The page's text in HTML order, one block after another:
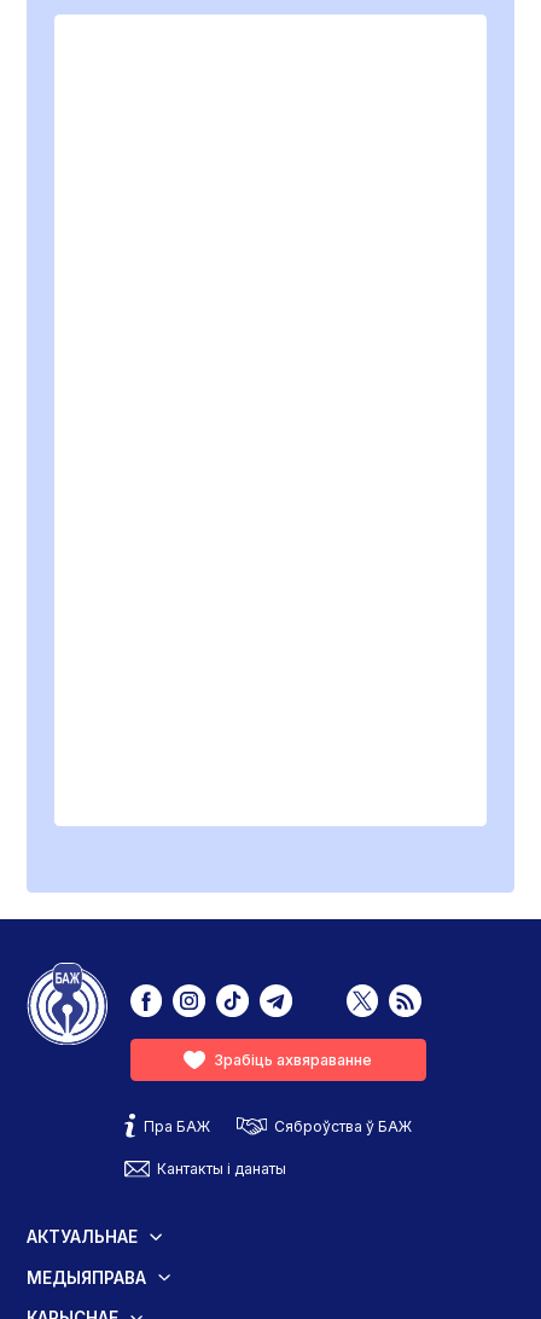
Зрабіць ахвяраванне
Пра БАЖ Сяброўства ў БАЖ
Кантакты і данаты
АКТУАЛЬНАЕ
МЕДЫЯПРАВА